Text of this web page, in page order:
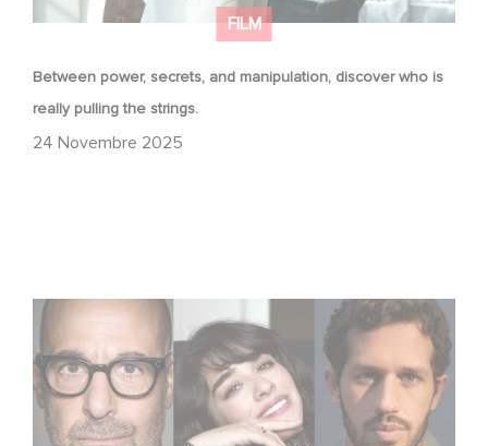
FILM
Between power, secrets, and manipulation, discover who is
really pulling the strings.
24 Novembre 2025
Le riprese di Masterplan sono ufficialmente iniziate in